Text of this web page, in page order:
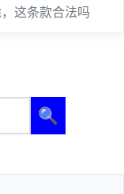
这条款合法吗
🔍